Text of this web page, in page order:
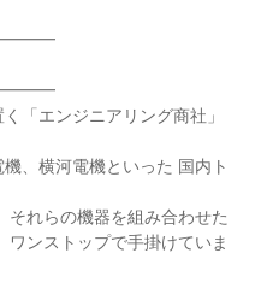
「エンジニアリング商社」
、横河電機といった 国内ト
それらの機器を組み合わせた
ワンストップで手掛けていま